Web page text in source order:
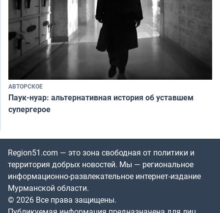
АВТОРСКОЕ
Паук-нуар: альтернативная история об уставшем
супергерое
Region51.com — это зона свободная от политики и
территория добрых новостей. Мы — региональное
информационно-развлекательное интернет-издание
Мурманской области.
© 2026 Все права защищены.